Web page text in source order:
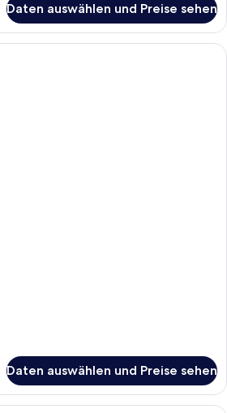
Daten auswählen und Preise sehen
Daten auswählen und Preise sehen